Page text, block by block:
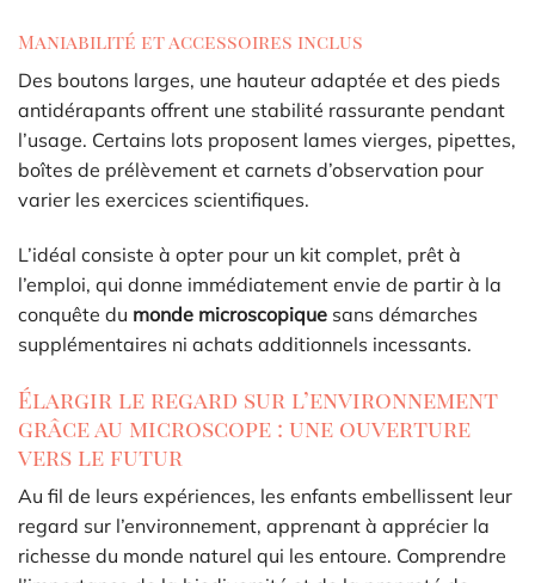
Maniabilité et accessoires inclus
Des boutons larges, une hauteur adaptée et des pieds
antidérapants offrent une stabilité rassurante pendant
l’usage. Certains lots proposent lames vierges, pipettes,
boîtes de prélèvement et carnets d’observation pour
varier les exercices scientifiques.
L’idéal consiste à opter pour un kit complet, prêt à
l’emploi, qui donne immédiatement envie de partir à la
conquête du monde microscopique sans démarches
supplémentaires ni achats additionnels incessants.
Élargir le regard sur l’environnement
grâce au microscope : une ouverture
vers le futur
Au fil de leurs expériences, les enfants embellissent leur
regard sur l’environnement, apprenant à apprécier la
richesse du monde naturel qui les entoure. Comprendre